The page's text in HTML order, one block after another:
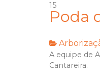
15
Poda
A equipe de
Cantareira.